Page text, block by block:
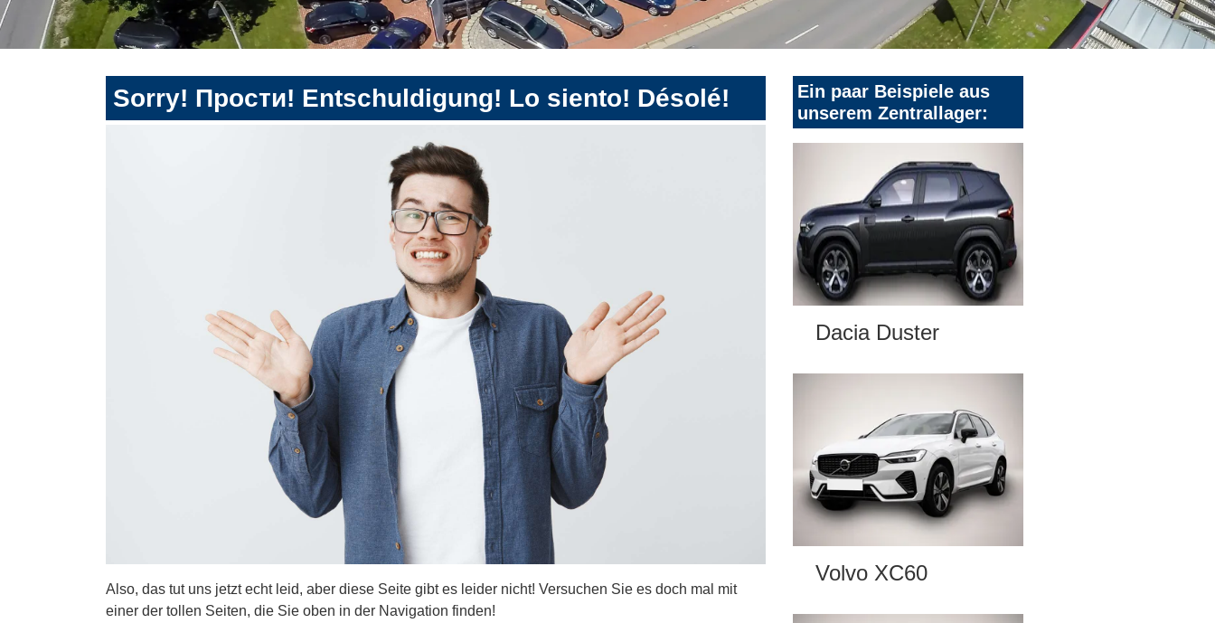
Sorry! Прости! Entschuldigung! Lo siento! Désolé!
Also, das tut uns jetzt echt leid, aber diese Seite gibt es leider nicht! Versuchen Sie es doch mal mit
einer der tollen Seiten, die Sie oben in der Navigation finden!
Ein paar Beispiele aus
unserem Zentrallager:
Dacia Duster
Volvo XC60